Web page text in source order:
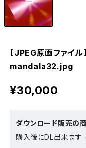
【JPEG原画ファイル
mandala32.jpg
¥30,000
ダウンロード販売の
購入後にDL出来ます